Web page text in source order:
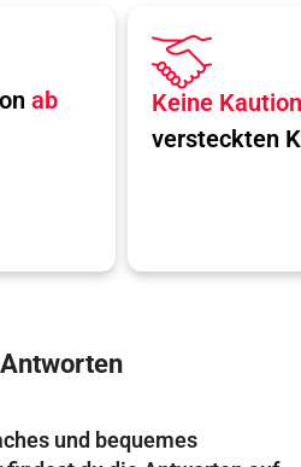
ab
Keine Kaution
versteckten
und bequemes